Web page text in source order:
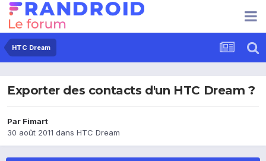
HTC Dream
Exporter des contacts d'un HTC Dream ?
Par Fimart
30 août 2011 dans HTC Dream